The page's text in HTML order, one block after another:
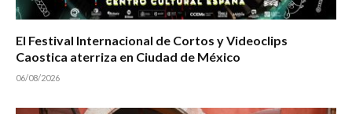
El Festival Internacional de Cortos y Videoclips
Caostica aterriza en Ciudad de México
06/08/2026